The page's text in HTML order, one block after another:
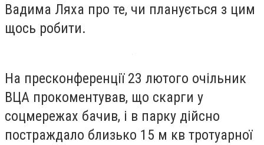
Вадима Ляха про те, чи планується з цим
щось робити.
На пресконференції 23 лютого очільник
ВЦА прокоментував, що скарги у
соцмережах бачив, і в парку дійсно
постраждало близько 15 м кв тротуарної